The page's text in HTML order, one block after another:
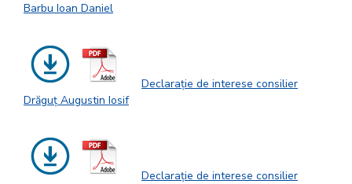
Barbu Ioan Daniel
Declarație de interese consilier
Drăguț Augustin Iosif
Declarație de interese consilier